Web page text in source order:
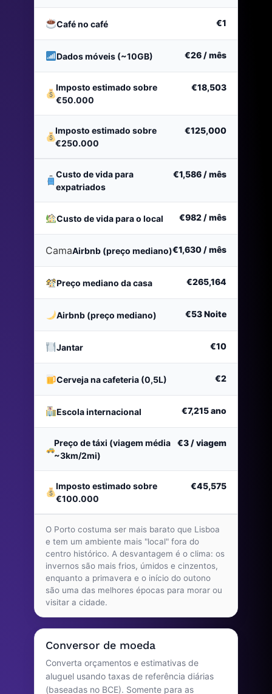
Café no café €1
Dados móveis (~10GB) €26 / mês
Imposto estimado sobre
€50.000
€18,503
Imposto estimado sobre
€250.000
€125,000
Custo de vida para
expatriados
€1,586 / mês
Custo de vida para o local €982 / mês
CamaAirbnb (preço mediano)€1,630 / mês
Preço mediano da casa €265,164
Airbnb (preço mediano) €53Noite
Jantar €10
Cerveja na cafeteria (0,5L) €2
Escola internacional €7,215ano
Preço de táxi (viagem média
~3km/2mi)
€3 / viagem
Imposto estimado sobre
€100.000
€45,575
O Porto costuma ser mais barato que Lisboa
e tem um ambiente mais "local" fora do
centro histórico. A desvantagem é o clima: os
invernos são mais frios, úmidos e cinzentos,
enquanto a primavera e o início do outono
são uma das melhores épocas para morar ou
visitar a cidade.
Conversor de moeda
Converta orçamentos e estimativas de
aluguel usando taxas de referência diárias
(baseadas no BCE). Somente para as